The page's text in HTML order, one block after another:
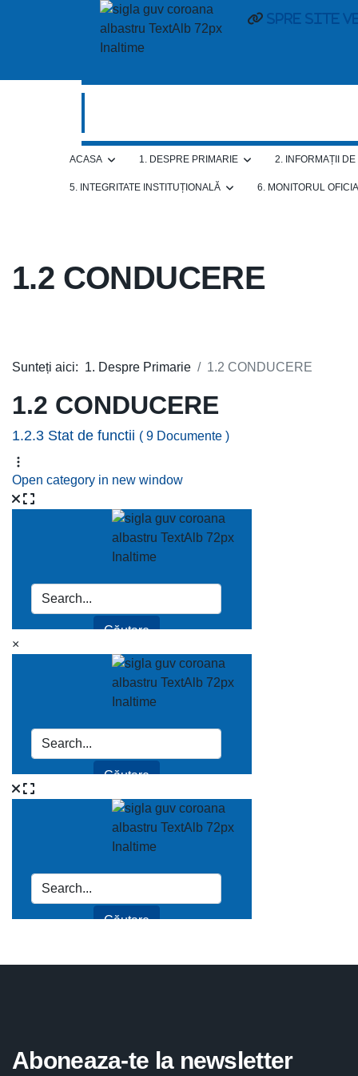
Spre site
ACASA 1. DESPRE PRIMARIE 2. INFORMAȚII
5. INTEGRITATE INSTITUȚIONALĂ 6. MONITORUL
1.2 CONDUCERE
Sunteți aici: 1. Despre Primarie 1.2 CONDUCERE
1.2 CONDUCERE
1.2.3 Stat de functii ( 9 Documente )
Open category in new window
×
Aboneaza-te la newsletter